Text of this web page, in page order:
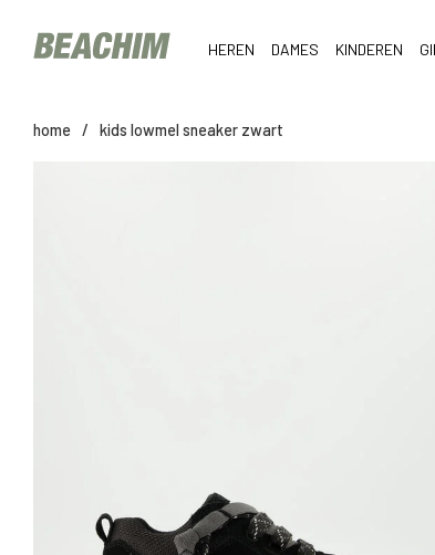
HEREN DAMES KINDEREN
home / kids lowmel sneaker zwart